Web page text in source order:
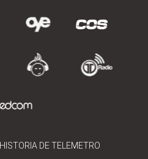
HISTORIA DE TELEMETRO